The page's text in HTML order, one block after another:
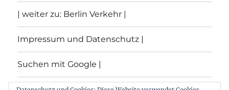
| weiter zu: Berlin Verkehr |
Impressum und Datenschutz |
Suchen mit Google |